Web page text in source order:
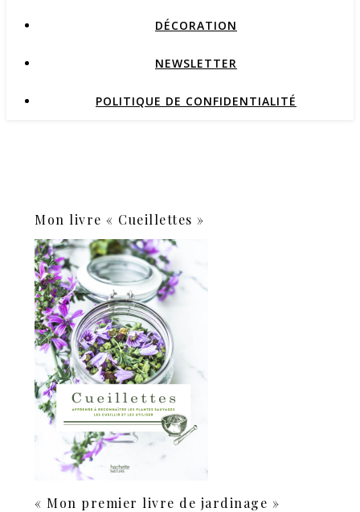
DÉCORATION
NEWSLETTER
POLITIQUE DE CONFIDENTIALITÉ
Mon livre « Cueillettes »
« Mon premier livre de jardinage »